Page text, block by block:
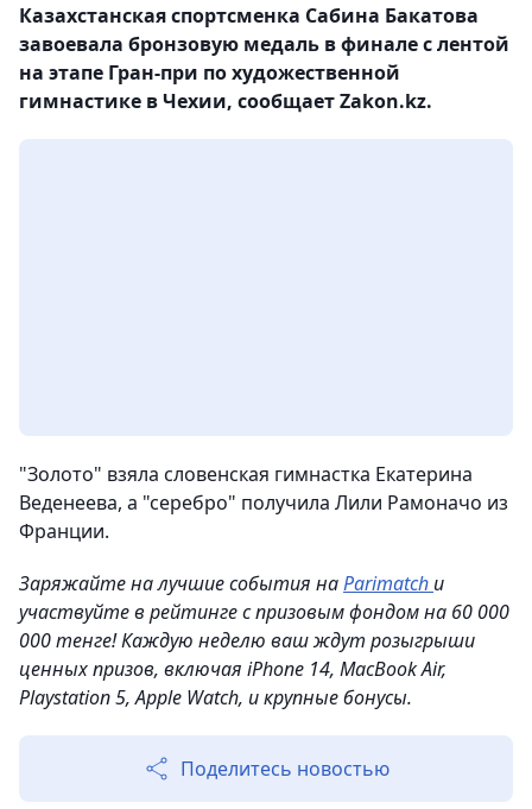
Казахстанская спортсменка Сабина Бакатова
завоевала бронзовую медаль в финале с лентой
на этапе Гран-при по художественной
гимнастике в Чехии, сообщает Zakon.kz.
"Золото" взяла словенская гимнастка Екатерина
Веденеева, а "серебро" получила Лили Рамоначо из
Франции.
Заряжайте на лучшие события наParimatch и
участвуйте в рейтинге с призовым фондом на 60 000
000 тенге! Каждую неделю ваш ждут розыгрыши
ценных призов, включая iPhone 14, MacBook Air,
Playstation 5, Apple Watch, и крупные бонусы.
Поделитесь новостью